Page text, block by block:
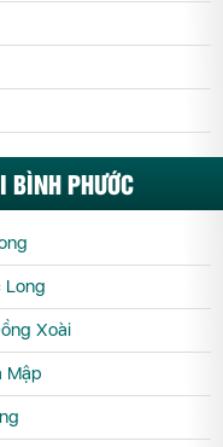
BÌNH PHƯỚC
Long
Xoài
Mập